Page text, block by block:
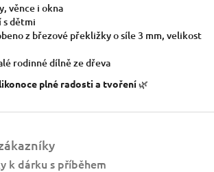
věnce i okna
dětmi
z březové překližky o síle 3 mm, velikost
rodinné dílně ze dřeva
plné radosti a tvoření🌿
k dárku s příběhem